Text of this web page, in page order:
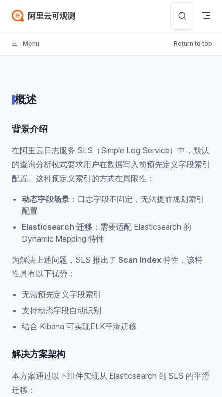
Skip to content
阿里云可观测
Menu Return to top
概述
背景介绍
在阿里云日志服务 SLS（Simple Log Service）中，默认
的查询分析模式要求用户在数据写入前预先定义字段索引
配置。这种预定义索引的方式在局限性：
动态字段场景 ：日志字段不固定，无法提前规划索引
配置
Elasticsearch 迁移 ：需要适配 Elasticsearch 的
Dynamic Mapping 特性
为解决上述问题，SLS 推出了 Scan Index 特性，该特
性具有以下优势：
无需预先定义字段索引
支持动态字段自动识别
结合 Kibana 可实现ELK平滑迁移
解决方案架构
本方案通过以下组件实现从 Elasticsearch 到 SLS 的平滑
迁移：